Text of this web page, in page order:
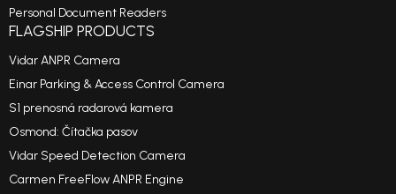
Personal Document Readers
FLAGSHIP PRODUCTS
Vidar ANPR Camera
Einar Parking & Access Control Camera
S1 prenosná radarová kamera
Osmond: Čítačka pasov
Vidar Speed Detection Camera
Carmen FreeFlow ANPR Engine